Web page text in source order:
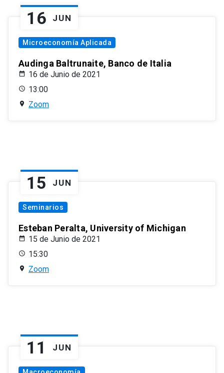
16 JUN
Microeconomía Aplicada
Audinga Baltrunaite, Banco de Italia
16 de Junio de 2021
13:00
Zoom
15 JUN
Seminarios
Esteban Peralta, University of Michigan
15 de Junio de 2021
15:30
Zoom
11 JUN